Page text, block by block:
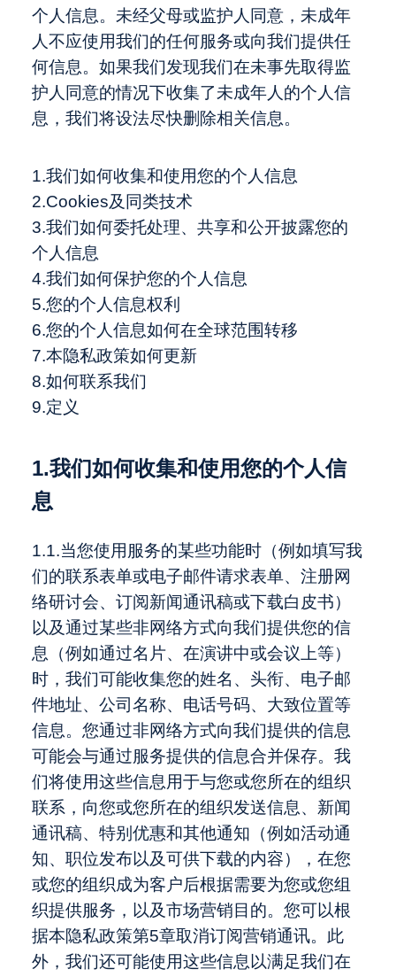
个人信息。未经父母或监护人同意，未成年
人不应使用我们的任何服务或向我们提供任
何信息。如果我们发现我们在未事先取得监
护人同意的情况下收集了未成年人的个人信
息，我们将设法尽快删除相关信息。
1.我们如何收集和使用您的个人信息
2.Cookies及同类技术
3.我们如何委托处理、共享和公开披露您的
个人信息
4.我们如何保护您的个人信息
5.您的个人信息权利
6.您的个人信息如何在全球范围转移
7.本隐私政策如何更新
8.如何联系我们
9.定义
1.我们如何收集和使用您的个人信
息
1.1.当您使用服务的某些功能时（例如填写我
们的联系表单或电子邮件请求表单、注册网
络研讨会、订阅新闻通讯稿或下载白皮书）
以及通过某些非网络方式向我们提供您的信
息（例如通过名片、在演讲中或会议上等）
时，我们可能收集您的姓名、头衔、电子邮
件地址、公司名称、电话号码、大致位置等
信息。您通过非网络方式向我们提供的信息
可能会与通过服务提供的信息合并保存。我
们将使用这些信息用于与您或您所在的组织
联系，向您或您所在的组织发送信息、新闻
通讯稿、特别优惠和其他通知（例如活动通
知、职位发布以及可供下载的内容），在您
或您的组织成为客户后根据需要为您或您组
织提供服务，以及市场营销目的。您可以根
据本隐私政策第5章取消订阅营销通讯。此
外，我们还可能使用这些信息以满足我们在